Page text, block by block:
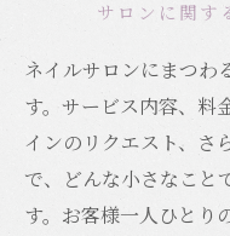
サロンに関す
ネイルサロンにまつわ
す。サービス内容、料
インのリクエスト、さ
で、どんな小さなこと
す。お客様一人ひとり